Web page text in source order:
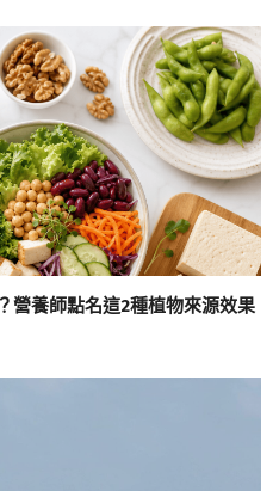
營養師點名這2種植物來源效果